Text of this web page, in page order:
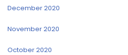
December 2020
November 2020
October 2020